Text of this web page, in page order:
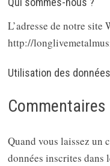
L’adresse de notre site
http://
Utilisation des
Commentaires
Quand vous laissez un
données inscrites dans